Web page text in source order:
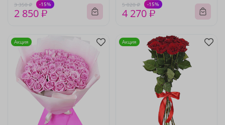
3 350 ₽ -15%
2 850 ₽
5 020 ₽ -15%
4 270 ₽
Акция Акция